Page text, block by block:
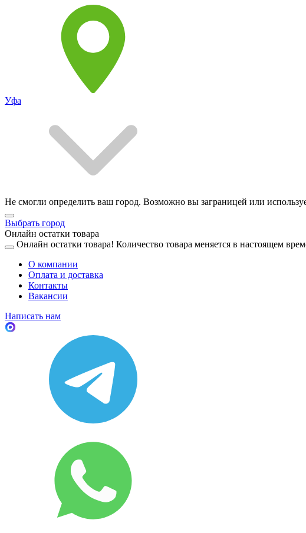
Уфа
Не смогли определить ваш город. Возможно вы заграницей или
Выбрать город
Онлайн остатки товара
Онлайн остатки товара! Количество товара меняется в настоящем
О компании
Оплата и доставка
Контакты
Вакансии
Написать нам